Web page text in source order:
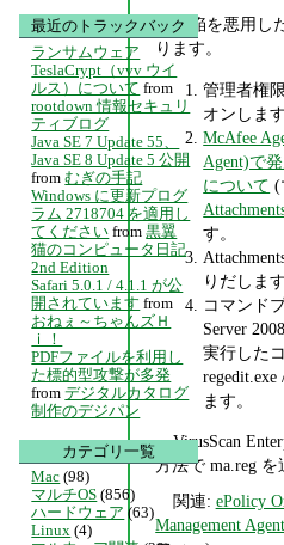
欠陥を悪用し
ります。
管理者権
オンします
McAfee
Agent)で
について (
す。
りだします
コマンド
Server
実行した
ます。
VirusScan
方法で ma.reg を
関連: ePolicy
Management
最近のトラックバック
ランサムウェア
TeslaCrypt（vvv ウイ
ルス）について from
rootdown 情報セキュリ
ティブログ
Java SE 7 Update 55、
Java SE 8 Update 5 公開
from むぎの手記
Windows に更新プログ
ラム 2718704 を適用し
てください from 黒翼
猫のコンピュータ日記
2nd Edition
Safari 5.0.1 / 4.1.1 が公
開されています from
おねぇ～ちゃんズＨ
ｉ！
PDFファイルを利用し
た標的型攻撃が多発
from デジタルカタログ
制作のデジパン
カテゴリ一覧
Mac (98)
マルチOS (856)
ハードウェア (63)
Linux (4)